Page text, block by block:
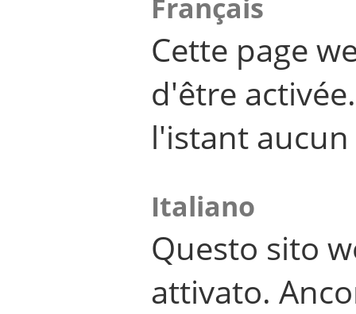
Français
Cette page
d'être
l'istant
Italiano
Questo sito
attivato.